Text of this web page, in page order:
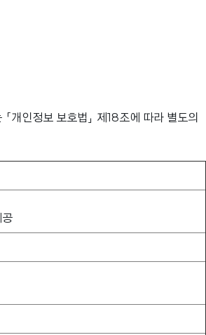
개인정보 보호법」 제18조에 따라 별도의